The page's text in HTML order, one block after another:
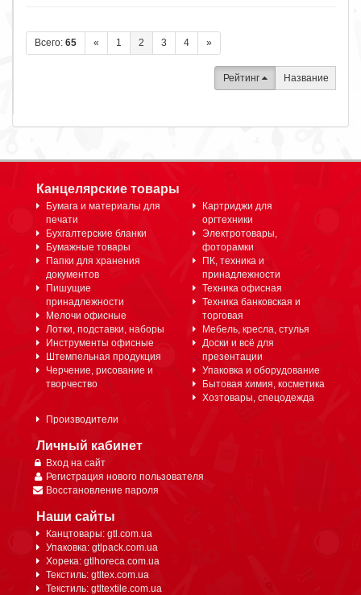
Всего: 65 « 1 2 3 4 »
Рейтинг Название
Канцелярские товары
Бумага и материалы для
печати
Бухгалтерские бланки
Бумажные товары
Папки для хранения
документов
Пишущие
принадлежности
Мелочи офисные
Лотки, подставки, наборы
Инструменты офисные
Штемпельная продукция
Черчение, рисование и
творчество
Картриджи для
оргтехники
Электротовары,
фоторамки
ПК, техника и
принадлежности
Техника офисная
Техника банковская и
торговая
Мебель, кресла, стулья
Доски и всё для
презентации
Упаковка и оборудование
Бытовая химия, косметика
Хозтовары, спецодежда
Производители
Личный кабинет
Вход на сайт
Регистрация нового пользователя
Восстановление пароля
Наши сайты
Канцтовары: gtl.com.ua
Упаковка: gtlpack.com.ua
Хорека: gtlhoreca.com.ua
Текстиль: gtltex.com.ua
Текстиль: gtltextile.com.ua